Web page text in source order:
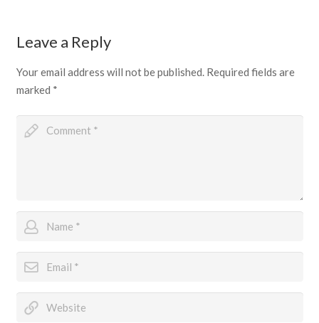
Leave a Reply
Your email address will not be published. Required fields are
marked *